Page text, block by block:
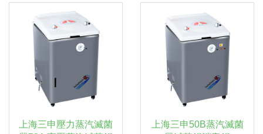
上海三申壓力蒸汽滅菌
上海三申50B蒸汽滅菌